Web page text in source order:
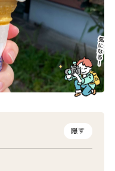
隠す